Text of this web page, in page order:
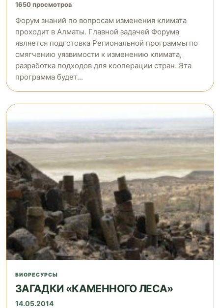
1650 просмотров
Форум знаний по вопросам изменения климата
проходит в Алматы. Главной задачей Форума
является подготовка Региональной программы по
смягчению уязвимости к изменению климата,
разработка подходов для кооперации стран. Эта
программа будет...
БИОРЕСУРСЫ
ЗАГАДКИ «КАМЕННОГО ЛЕСА»
14.05.2014